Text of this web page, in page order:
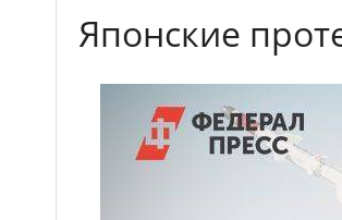
Японские